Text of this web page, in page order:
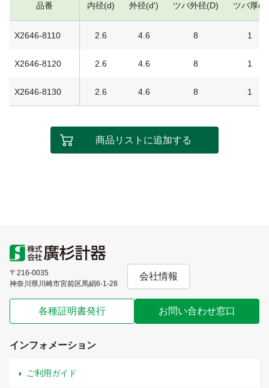
品番 内径(d) 外径(d') ツバ外径(D) ツバ厚(t)
X2646-8110 2.6 4.6 8 1
X2646-8120 2.6 4.6 8 1
X2646-8130 2.6 4.6 8 1
商品リストに追加する
〒216-0035
神奈川県川崎市宮前区馬絹6-1-28
会社情報
各種証明書発行 お問い合わせ窓口
インフォメーション
ご利用ガイド